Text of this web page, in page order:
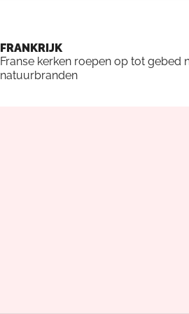
FRANKRIJK
Franse kerken roepen op tot gebed
natuurbranden